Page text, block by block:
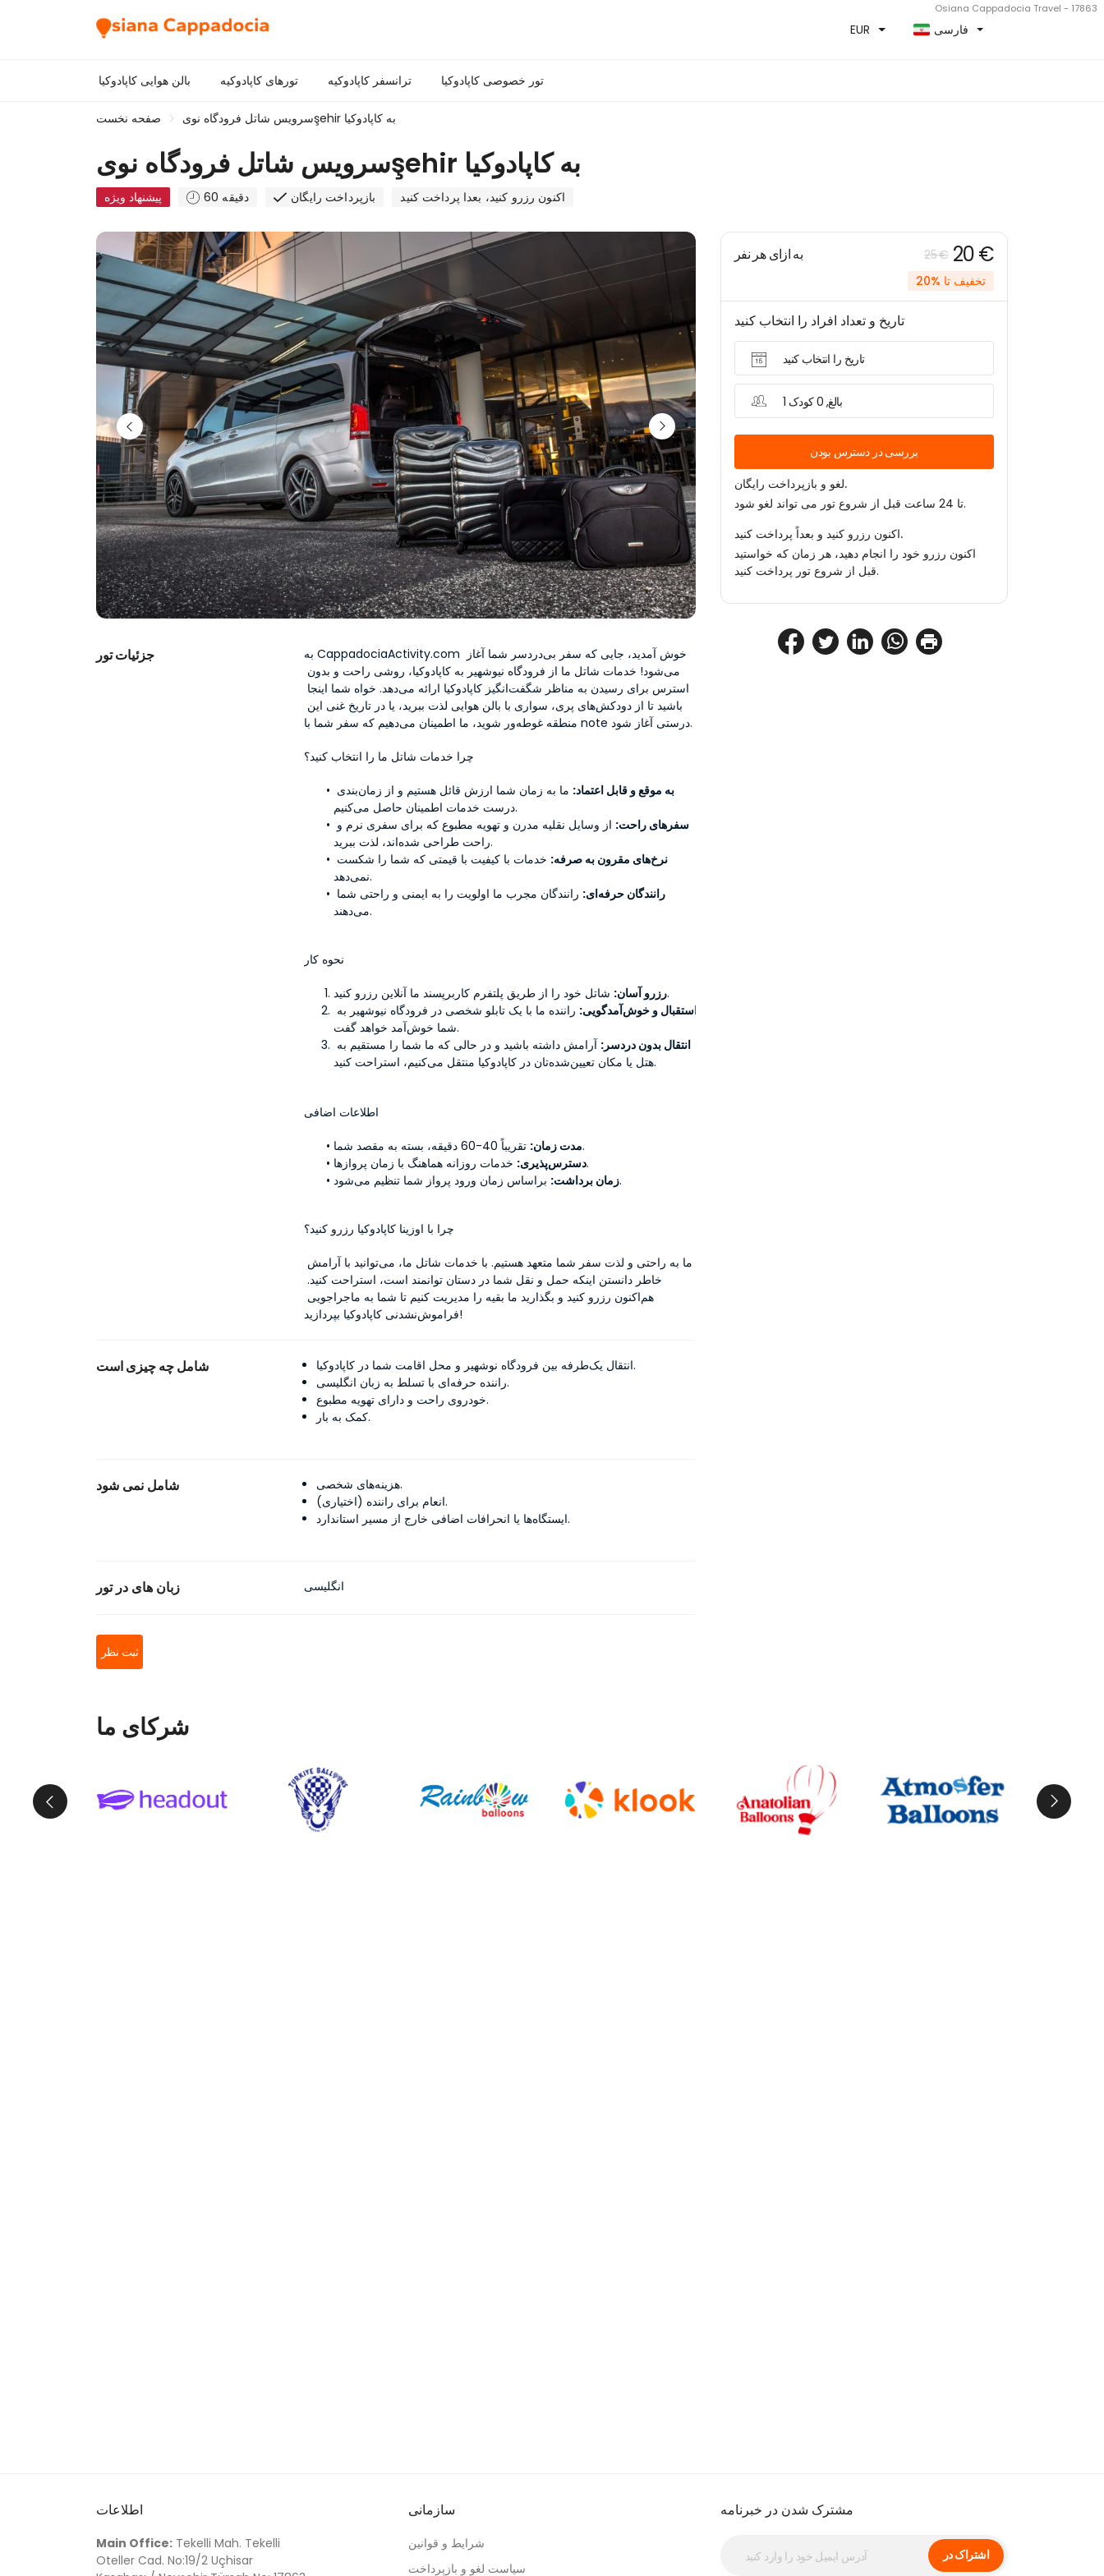
Osiana Cappadocia Travel - 17863
EUR فارسی
بالن هوایی کاپادوکیا تورهای کاپادوکیه ترانسفر کاپادوکیه تور خصوصی کاپادوکیا
صفحه نخست سرویس شاتل فرودگاه نویşehir به کاپادوکیا
سرویس شاتل فرودگاه نویşehir به کاپادوکیا
پیشنهاد ویژه 60 دقیقه بازپرداخت رایگان اکنون رزرو کنید، بعدا پرداخت کنید
جزئیات تور
به CappadociaActivity.com خوش آمدید، جایی که سفر بی‌دردسر شما آغاز
منطقه غوطه‌ور شوید، ما اطمینان می‌دهیم که سفر شما با note درستی آغاز شود.
چرا خدمات شاتل ما را انتخاب کنید؟
به موقع و قابل اعتماد:
درست خدمات اطمینان حاصل می‌کنیم.
سفرهای راحت:
راحت طراحی شده‌اند، لذت ببرید.
نرخ‌های مقرون به صرفه:
نمی‌دهد.
رانندگان حرفه‌ای:
می‌دهند.
نحوه کار
رزرو آسان: شاتل خود را از طریق پلتفرم کاربرپسند ما آنلاین رزرو کنید.
استقبال و خوش‌آمدگویی:
شما خوش‌آمد خواهد گفت.
انتقال بدون دردسر:
هتل یا مکان تعیین‌شده‌تان در کاپادوکیا منتقل می‌کنیم، استراحت کنید.
اطلاعات اضافی
مدت زمان: تقریباً 40-60 دقیقه، بسته به مقصد شما.
دسترس‌پذیری: خدمات روزانه هماهنگ با زمان پروازها.
زمان برداشت: براساس زمان ورود پرواز شما تنظیم می‌شود.
چرا با اوزینا کاپادوکیا رزرو کنید؟
خاطر دانستن اینکه حمل و نقل شما در دستان توانمند است، استراحت کنید.
فراموش‌نشدنی کاپادوکیا بپردازید!
شامل چه چیزی است
انتقال یک‌طرفه بین فرودگاه نوشهیر و محل اقامت شما در کاپادوکیا.
راننده حرفه‌ای با تسلط به زبان انگلیسی.
خودروی راحت و دارای تهویه مطبوع.
کمک به بار.
شامل نمی شود
هزینه‌های شخصی.
انعام برای راننده (اختیاری).
ایستگاه‌ها یا انحرافات اضافی خارج از مسیر استاندارد.
زبان های در تور انگلیسی
ثبت نظر
به ازای هر نفر 25 € 20 €
تخفیف تا %20
تاریخ و تعداد افراد را انتخاب کنید
تاریخ را انتخاب کنید
1 بالغ, 0 کودک
بررسی در دسترس بودن
لغو و بازپرداخت رایگان.
تا 24 ساعت قبل از شروع تور می تواند لغو شود.
اکنون رزرو کنید و بعداً پرداخت کنید.
اکنون رزرو خود را انجام دهید، هر زمان که خواستید
قبل از شروع تور پرداخت کنید.
شرکای ما
اطلاعات
Main Office: Tekelli Mah. Tekelli
Oteller Cad. No:19/2 Uçhisar
سازمانی
شرایط و قوانین
سیاست لغو و بازپرداخت
مشترک شدن در خبرنامه
اشتراک در